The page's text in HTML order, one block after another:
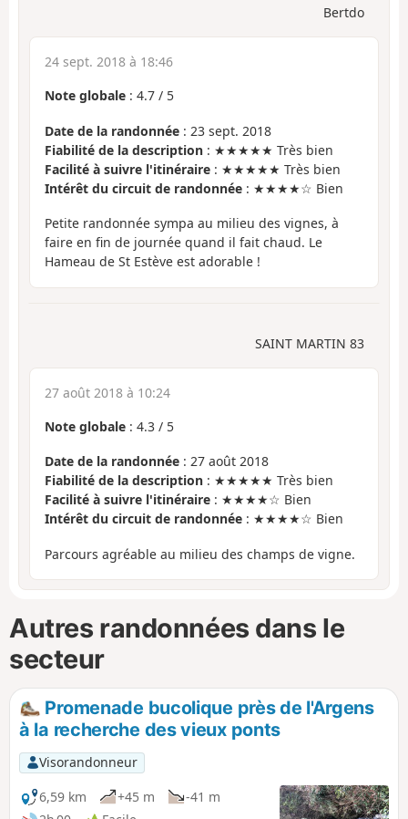
Bertdo
24 sept. 2018 à 18:46
Note globale : 4.7 / 5
Date de la randonnée : 23 sept. 2018
Fiabilité de la description : ★★★★★ Très bien
Facilité à suivre l'itinéraire : ★★★★★ Très bien
Intérêt du circuit de randonnée : ★★★★☆ Bien
Petite randonnée sympa au milieu des vignes, à
faire en fin de journée quand il fait chaud. Le
Hameau de St Estève est adorable !
SAINT MARTIN 83
27 août 2018 à 10:24
Note globale : 4.3 / 5
Date de la randonnée : 27 août 2018
Fiabilité de la description : ★★★★★ Très bien
Facilité à suivre l'itinéraire : ★★★★☆ Bien
Intérêt du circuit de randonnée : ★★★★☆ Bien
Parcours agréable au milieu des champs de vigne.
Autres randonnées dans le
secteur
Promenade bucolique près de l'Argens
à la recherche des vieux ponts
Visorandonneur
6,59 km
+45 m
-41 m